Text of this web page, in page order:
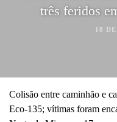
três feridos
18
Colisão entre caminhão e
Eco-135; vítimas foram